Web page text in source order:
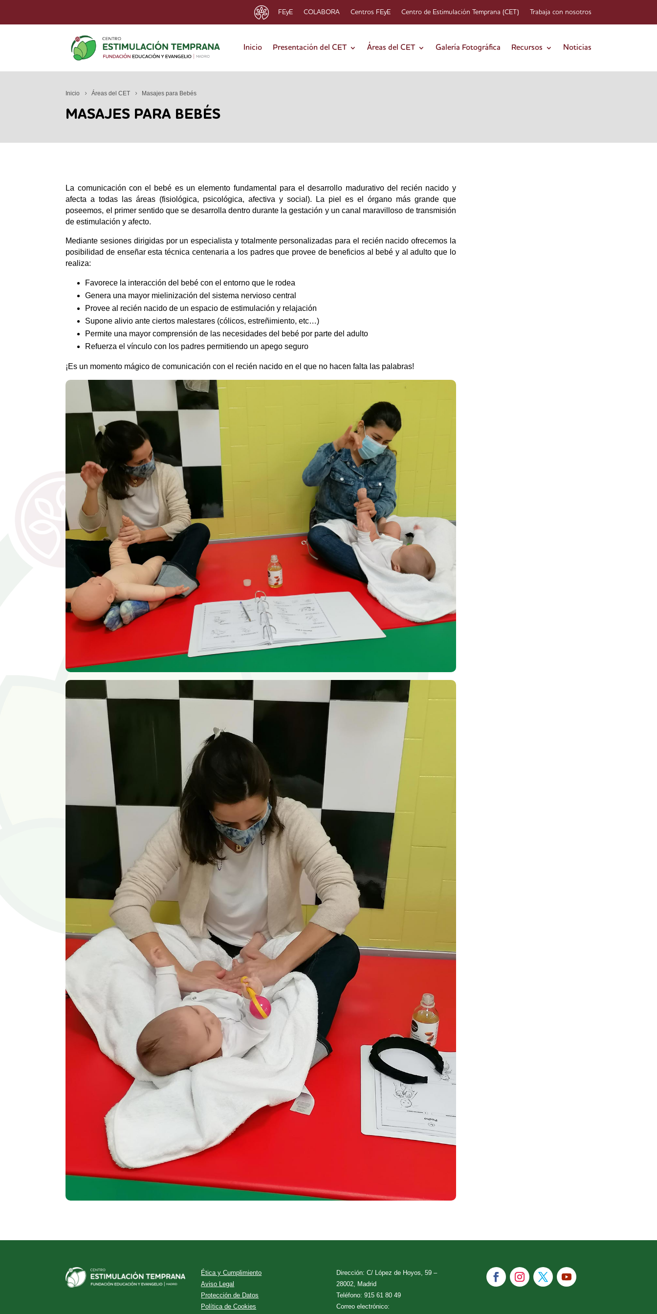
FEyE COLABORA Centros FEyE Centro de Estimulación Temprana (CET) Trabaja con nosotros
Inicio Presentación del CET Áreas del CET Galería Fotográfica Recursos Noticias
Inicio Áreas del CET Masajes para Bebés
MASAJES PARA BEBÉS
La comunicación con el bebé es un elemento fundamental para el desarrollo madurativo del recién nacido y
afecta a todas las áreas (fisiológica, psicológica, afectiva y social). La piel es el órgano más grande que
poseemos, el primer sentido que se desarrolla dentro durante la gestación y un canal maravilloso de transmisión
de estimulación y afecto.
Mediante sesiones dirigidas por un especialista y totalmente personalizadas para el recién nacido ofrecemos la
posibilidad de enseñar esta técnica centenaria a los padres que provee de beneficios al bebé y al adulto que lo
realiza:
Favorece la interacción del bebé con el entorno que le rodea
Genera una mayor mielinización del sistema nervioso central
Provee al recién nacido de un espacio de estimulación y relajación
Supone alivio ante ciertos malestares (cólicos, estreñimiento, etc…)
Permite una mayor comprensión de las necesidades del bebé por parte del adulto
Refuerza el vínculo con los padres permitiendo un apego seguro
¡Es un momento mágico de comunicación con el recién nacido en el que no hacen falta las palabras!
Ética y Cumplimiento
Aviso Legal
Protección de Datos
Política de Cookies
Dirección: C/ López de Hoyos, 59 –
28002, Madrid
Teléfono: 915 61 80 49
Correo electrónico: